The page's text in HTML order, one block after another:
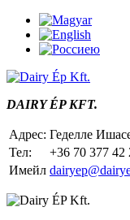
DAIRY ÉP KFT.
Адрес: Геделле
Тел:
+36 70 377 42
Имейл